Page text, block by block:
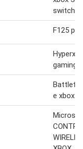
switch
F125
Hyperx
gaming
e xbox